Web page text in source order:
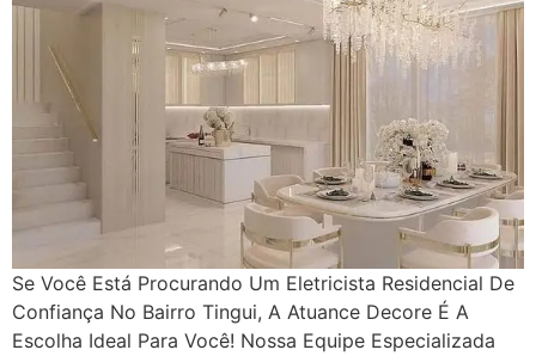
Se Você Está Procurando Um Eletricista Residencial De
Confiança No Bairro Tingui, A Atuance Decore É A
Escolha Ideal Para Você! Nossa Equipe Especializada